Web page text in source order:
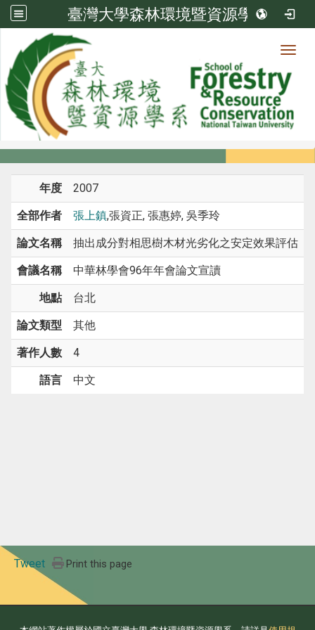
臺灣大學森林環境暨資源學系
系所成員
系所成員
年度 2007
全部作者 張上鎮,張資正, 張惠婷, 吳季玲
論文名稱 抽出成分對相思樹木材光劣化之安定效果評估
會議名稱 中華林學會96年年會論文宣讀
地點 台北
論文類型 其他
著作人數 4
語言 中文
Tweet Print this page